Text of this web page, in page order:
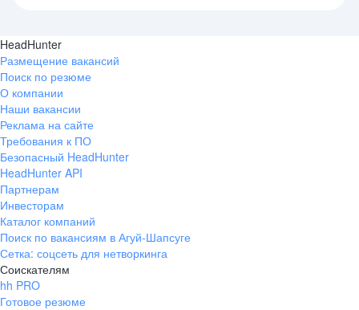
HeadHunter
Размещение вакансий
Поиск по резюме
О компании
Наши вакансии
Реклама на сайте
Требования к ПО
Безопасный HeadHunter
HeadHunter API
Партнерам
Инвесторам
Каталог компаний
Поиск по вакансиям в Агуй-Шапсуге
Сетка: соцсеть для нетворкинга
Соискателям
hh PRO
Готовое резюме